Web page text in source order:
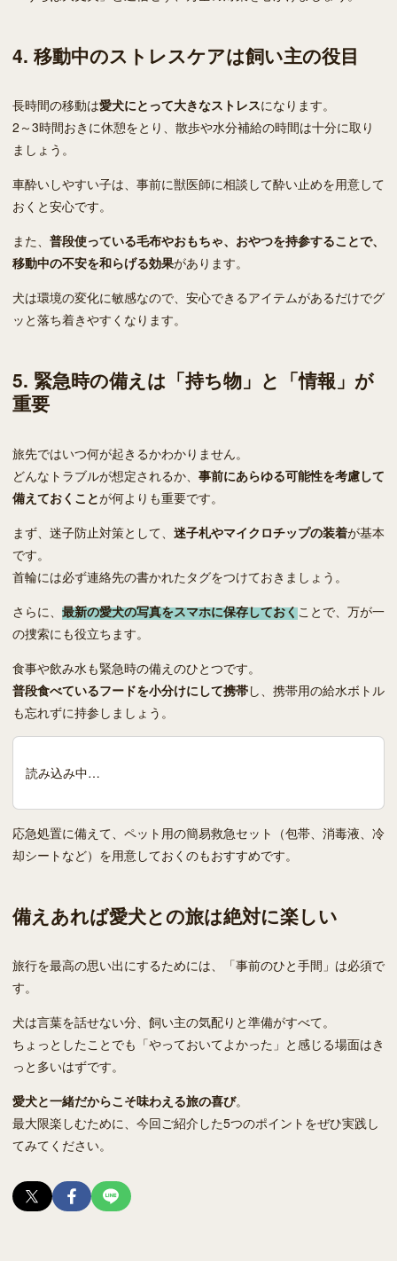
4. 移動中のストレスケアは飼い主の役目
長時間の移動は愛犬にとって大きなストレスになります。
2～3時間おきに休憩をとり、散歩や水分補給の時間は十分に取り
ましょう。
車酔いしやすい子は、事前に獣医師に相談して酔い止めを用意して
おくと安心です。
また、 普段使っている毛布やおもちゃ、おやつを持参することで、
移動中の不安を和らげる効果があります。
犬は環境の変化に敏感なので、安心できるアイテムがあるだけでグ
ッと落ち着きやすくなります。
5. 緊急時の備えは「持ち物」と「情報」が
重要
旅先ではいつ何が起きるかわかりません。
どんなトラブルが想定されるか、 事前にあらゆる可能性を考慮して
備えておくことが何よりも重要です。
まず、迷子防止対策として、 迷子札やマイクロチップの装着が基本
です。
首輪には必ず連絡先の書かれたタグをつけておきましょう。
さらに、 最新の愛犬の写真をスマホに保存しておくことで、万が一
の捜索にも役立ちます。
食事や飲み水も緊急時の備えのひとつです。
普段食べているフードを小分けにして携帯し、携帯用の給水ボトル
も忘れずに持参しましょう。
読み込み中…
応急処置に備えて、ペット用の簡易救急セット（包帯、消毒液、冷
却シートなど）を用意しておくのもおすすめです。
備えあれば愛犬との旅は絶対に楽しい
旅行を最高の思い出にするためには、「事前のひと手間」は必須で
す。
犬は言葉を話せない分、飼い主の気配りと準備がすべて。
ちょっとしたことでも「やっておいてよかった」と感じる場面はき
っと多いはずです。
愛犬と一緒だからこそ味わえる旅の喜び。
最大限楽しむために、今回ご紹介した5つのポイントをぜひ実践し
てみてください。